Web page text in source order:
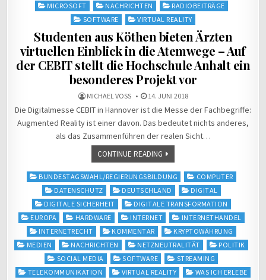
MICROSOFT
NACHRICHTEN
RADIOBEITRÄGE
SOFTWARE
VIRTUAL REALITY
Studenten aus Köthen bieten Ärzten
virtuellen Einblick in die Atemwege – Auf
der CEBIT stellt die Hochschule Anhalt ein
besonderes Projekt vor
MICHAEL VOSS 14. JUNI 2018
Die Digitalmesse CEBIT in Hannover ist die Messe der Fachbegriffe:
Augmented Reality ist einer davon. Das bedeutet nichts anderes,
als das Zusammenführen der realen Sicht…
CONTINUE READING
Posted
BUNDESTAGSWAHL/REGIERUNGSBILDUNG
COMPUTER
DATENSCHUTZ
DEUTSCHLAND
DIGITAL
DIGITALE SICHERHEIT
DIGITALE TRANSFORMATION
EUROPA
HARDWARE INTERNET
INTERNETHANDEL
INTERNETRECHT
KOMMENTAR
KRYPTOWÄHRUNG
MEDIEN
NACHRICHTEN NETZNEUTRALITÄT
POLITIK
SOCIAL MEDIA
SOFTWARE
STREAMING
TELEKOMMUNIKATION
VIRTUAL REALITY WAS ICH ERLEBE